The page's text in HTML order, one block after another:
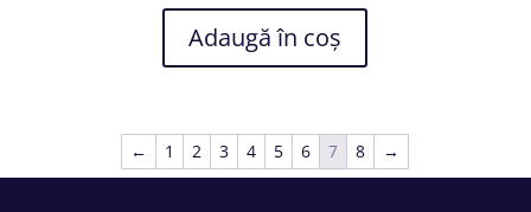
Adaugă în coș
← 1 2 3 4 5 6 7 8 →